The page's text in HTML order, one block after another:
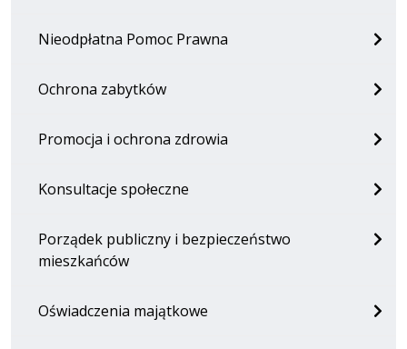
Nieodpłatna Pomoc Prawna
Ochrona zabytków
Promocja i ochrona zdrowia
Konsultacje społeczne
Porządek publiczny i bezpieczeństwo
mieszkańców
Oświadczenia majątkowe